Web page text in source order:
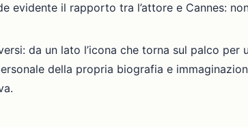
evidente il rapporto tra l’attore e Cannes:
da un lato l’icona che torna sul palco
della propria biografia e